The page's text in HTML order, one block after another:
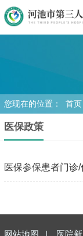
您现在的位置： 首页
医保政策
医保参保患者门诊